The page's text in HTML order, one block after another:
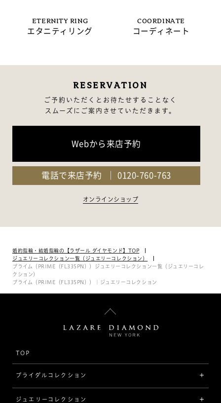
ETERNITY RING
エタニティリング
COORDINATE
コーディネート
RESERVATION
ご予約いただくとお待たせすることなく
スムーズにご案内させていただきます。
Webから来店予約
電話で来店予約 0120-760-763
オンラインショップ
婚約指輪・結婚指輪の【ラザール ダイヤモンド】TOP
ジュエリーコレクション一覧（ジュエリーコレクション）
プライム（PRIME（FL335PN））ジュエリーコレクション一覧（ジュエリーコレ
クション）
プライム（PRIME（FL335PN））｜ジュエリーコレクション
TOP
ブライダルコレクション
婚約指輪（エンゲージリング）
ジュエリーコレクション